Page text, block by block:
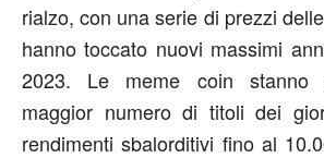
rialzo, con una serie di prezzi
hanno toccato nuovi massimi
2023. Le meme coin stanno
maggior numero di titoli dei
rendimenti sbalorditivi fino al